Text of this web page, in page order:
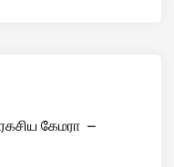
கேமரா –